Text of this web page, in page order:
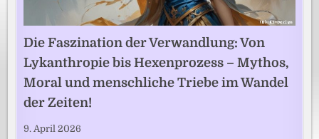
Die Faszination der Verwandlung: Von
Lykanthropie bis Hexenprozess – Mythos,
Moral und menschliche Triebe im Wandel
der Zeiten!
9. April 2026